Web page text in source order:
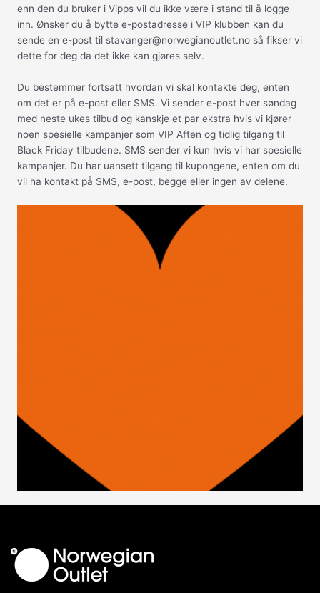
enn den du bruker i Vipps vil du ikke være i stand til å logge
inn. Ønsker du å bytte e-postadresse i VIP klubben kan du
sende en e-post til stavanger@norwegianoutlet.no så fikser vi
dette for deg da det ikke kan gjøres selv.
Du bestemmer fortsatt hvordan vi skal kontakte deg, enten
om det er på e-post eller SMS. Vi sender e-post hver søndag
med neste ukes tilbud og kanskje et par ekstra hvis vi kjører
noen spesielle kampanjer som VIP Aften og tidlig tilgang til
Black Friday tilbudene. SMS sender vi kun hvis vi har spesielle
kampanjer. Du har uansett tilgang til kupongene, enten om du
vil ha kontakt på SMS, e-post, begge eller ingen av delene.